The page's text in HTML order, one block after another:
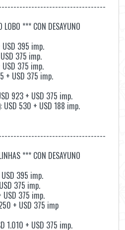
*** CON DESAYUNO
USD 395 imp.
375 imp.
USD 375 imp.
+ USD 375 imp.
923 + USD 375 imp.
530 + USD 188 imp.
*** CON DESAYUNO
USD 395 imp.
375 imp.
USD 375 imp.
+ USD 375 imp
1.010 + USD 375 imp.